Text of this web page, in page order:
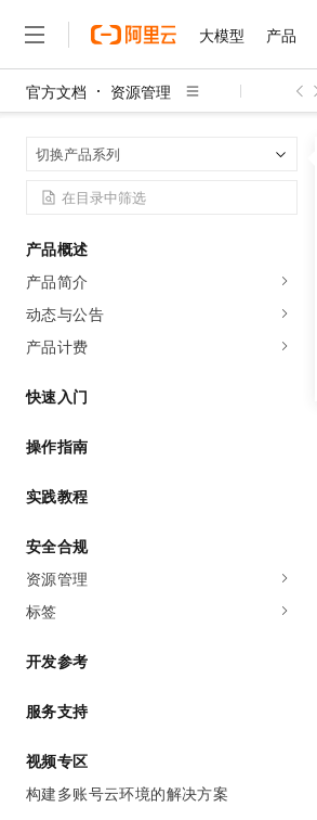
大模型 产品
官方文档 资源管理
切换产品系列
产品概述
产品简介
动态与公告
产品计费
快速入门
操作指南
实践教程
安全合规
资源管理
标签
开发参考
服务支持
视频专区
构建多账号云环境的解决方案
大模型
产品
精选产品
人工智能与机器学习
安全
中间件
域名与网站
解决方案
精选解决方案
AI
网络
可观测
上云与迁云
权益
定价
云市场
伙伴
服务
了解阿里云